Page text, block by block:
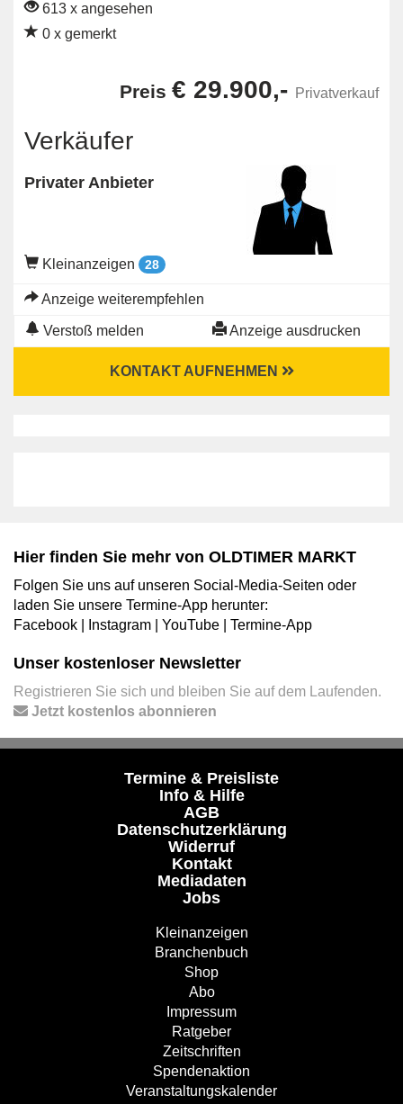
613 x angesehen
0 x gemerkt
Preis € 29.900,- Privatverkauf
Verkäufer
Privater Anbieter
Kleinanzeigen 28
Anzeige weiterempfehlen
Verstoß melden Anzeige ausdrucken
KONTAKT AUFNEHMEN
Hier finden Sie mehr von OLDTIMER MARKT
Folgen Sie uns auf unseren Social-Media-Seiten oder
laden Sie unsere Termine-App herunter:
Facebook
Instagram YouTube Termine-App
Unser kostenloser Newsletter
Registrieren Sie sich und bleiben Sie auf dem Laufenden.
Jetzt kostenlos abonnieren
Termine & Preisliste
Info & Hilfe
AGB
Datenschutzerklärung
Widerruf
Kontakt
Mediadaten
Jobs
Kleinanzeigen
Branchenbuch
Shop
Abo
Impressum
Ratgeber
Zeitschriften
Spendenaktion
Veranstaltungskalender